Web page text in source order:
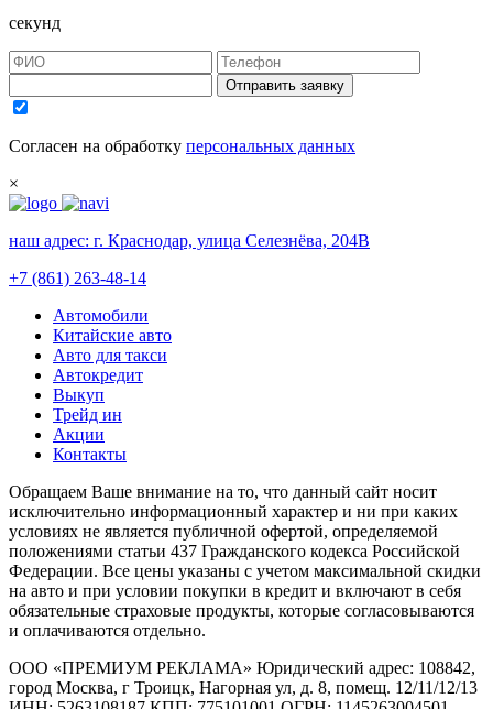
секунд
Отправить заявку
Согласен на обработку персональных данных
×
наш адрес: г. Краснодар, улица Селезнёва, 204В
+7 (861) 263-48-14
Автомобили
Китайские авто
Авто для такси
Автокредит
Выкуп
Трейд ин
Акции
Контакты
Обращаем Ваше внимание на то, что данный сайт носит
исключительно информационный характер и ни при каких
условиях не является публичной офертой, определяемой
положениями статьи 437 Гражданского кодекса Российской
Федерации. Все цены указаны с учетом максимальной скидки
на авто и при условии покупки в кредит и включают в себя
обязательные страховые продукты, которые согласовываются
и оплачиваются отдельно.
ООО «ПРЕМИУМ РЕКЛАМА» Юридический адрес: 108842,
город Москва, г Троицк, Нагорная ул, д. 8, помещ. 12/11/12/13